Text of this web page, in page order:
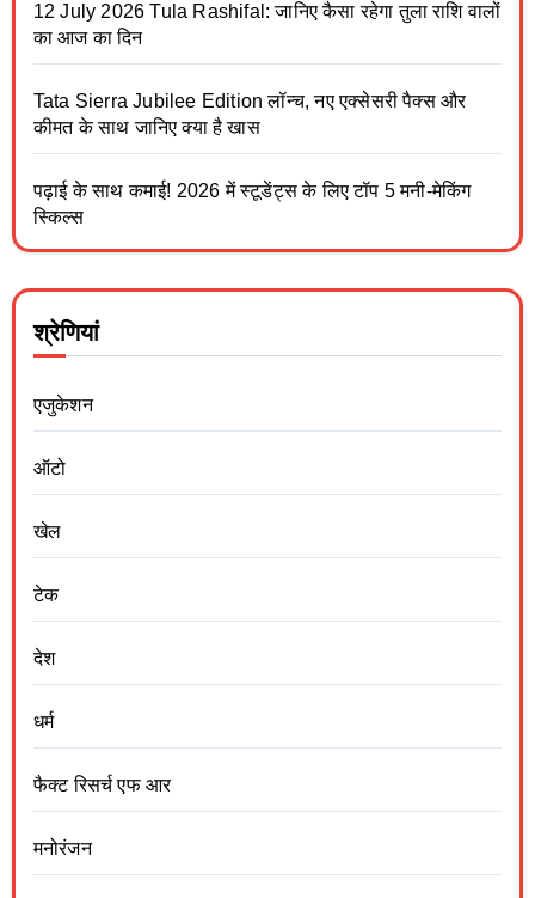
12 July 2026 Tula Rashifal: जानिए कैसा रहेगा तुला राशि वालों
का आज का दिन
Tata Sierra Jubilee Edition लॉन्च, नए एक्सेसरी पैक्स और
कीमत के साथ जानिए क्या है खास
पढ़ाई के साथ कमाई! 2026 में स्टूडेंट्स के लिए टॉप 5 मनी-मेकिंग
स्किल्स
श्रेणियां
एजुकेशन
ऑटो
खेल
टेक
देश
धर्म
फैक्ट रिसर्च एफ आर
मनोरंजन